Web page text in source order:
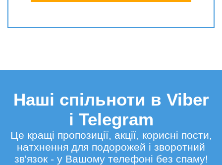
Наші спільноти в Viber
і Telegram
Це кращі пропозиції, акції, корисні пости,
натхнення для подорожей і зворотний
зв'язок - у Вашому телефоні без спаму!